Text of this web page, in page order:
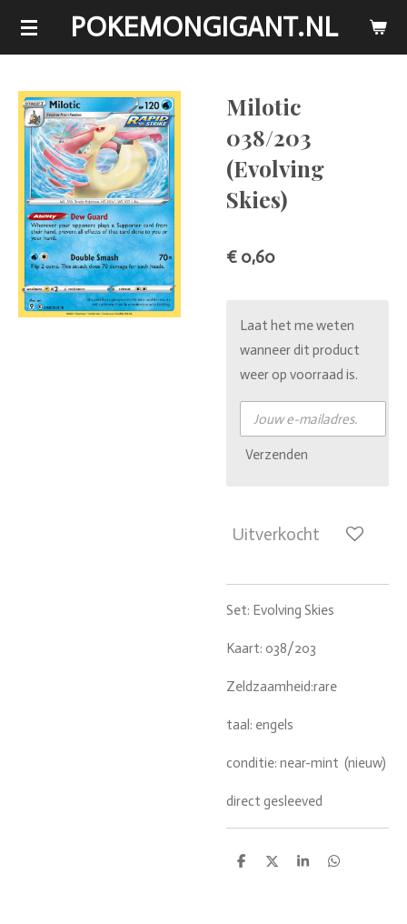
Ga
de
hoofdinhoud
POKEMONGIGANT.NL
Milotic
038/203
(Evolving
Skies)
€ 0,60
Laat het me weten
wanneer dit product
weer op voorraad is.
Verzenden
Uitverkocht
Set: Evolving Skies
Kaart: 038/203
Zeldzaamheid:rare
taal: engels
conditie: near-mint (nieuw)
direct gesleeved
D
D
S
D